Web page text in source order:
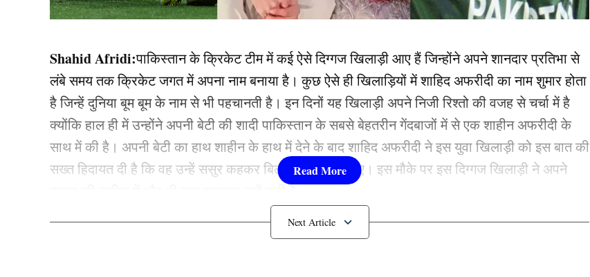
Shahid Afridi:पाकिस्तान के क्रिकेट टीम में कई ऐसे दिग्गज खिलाड़ी आए हैं जिन्होंने अपने शानदार प्रतिभा से
लंबे समय तक क्रिकेट जगत में अपना नाम बनाया है। कुछ ऐसे ही खिलाड़ियों में शाहिद अफरीदी का नाम शुमार होता
है जिन्हें दुनिया बूम बूम के नाम से भी पहचानती है। इन दिनों यह खिलाड़ी अपने निजी रिश्तो की वजह से चर्चा में है
क्योंकि हाल ही में उन्होंने अपनी बेटी की शादी पाकिस्तान के सबसे बेहतरीन गेंदबाजों में से एक शाहीन अफरीदी के
साथ में की है। अपनी बेटी का हाथ शाहीन के हाथ में देने के बाद शाहिद अफरीदी ने इस युवा खिलाड़ी को इस बात की
सख्त हिदायत दी है कि वह उन्हें ससुर कहकर बिल्कुल भी नहीं बुलाए। इस मौके पर इस दिग्गज खिलाड़ी ने अपने
दामाद की तारीफ में और भी कुछ शानदार बातें कही है।
शाहीन के मुंह से ससुर शब्द नही सुनना चाहते है शाहिद